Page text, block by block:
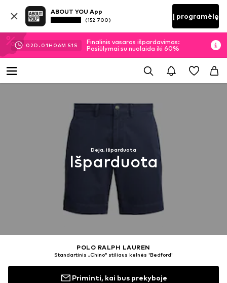
ABOUT YOU App
(152 700) Į programėlę
02D. 01H 06M 50 S
Finalinis vasaros išpardavimas:
Pasiūlymai su nuolaida iki 60%
Deja, išparduota
Išparduota
POLO RALPH LAUREN
Standartinis „Chino“ stiliaus kelnės 'Bedford'
Priminti, kai bus prekyboje